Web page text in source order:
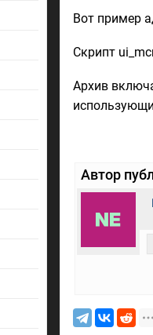
Вот пример
Скрипт
Архив
Автор